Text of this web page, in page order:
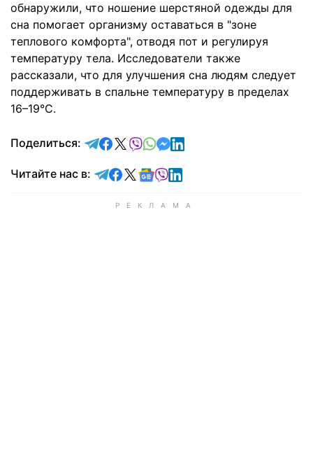
обнаружили, что ношение шерстяной одежды для
сна помогает организму оставаться в "зоне
теплового комфорта", отводя пот и регулируя
температуру тела. Исследователи также
рассказали, что для улучшения сна людям следует
поддерживать в спальне температуру в пределах
16–19°C.
Поделиться: отправить в Telegram
поделиться в Facebook
поделиться в X
отправить в Viber
отправить в Whatsapp
отправить в Messenger
отправить в LinkedIn
Читайте нас в: Читайте в Telegram
Читайте в Facebook
Читайте в X
Читайте в Google news
Читайте в Viber
Читайте в LinkedIn